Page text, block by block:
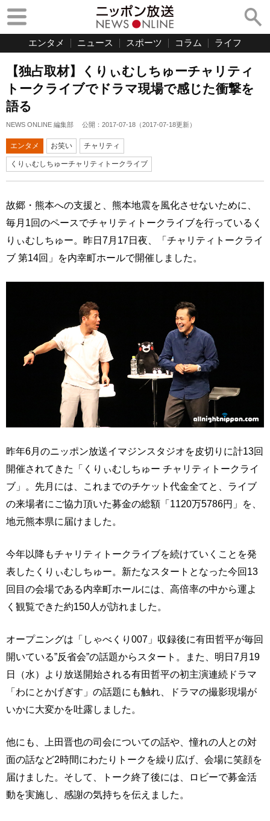
エンタメ ニュース スポーツ コラム ライフ
【独占取材】くりぃむしちゅーチャリティ
トークライブでドラマ現場で感じた衝撃を
語る
NEWS ONLINE 編集部 公開： 2017-07-18 （2017-07-18更新）
エンタメ お笑い チャリティ
くりぃむしちゅーチャリティトークライブ
故郷・熊本への支援と、熊本地震を風化させないために、
毎月1回のペースでチャリティトークライブを行っているく
りぃむしちゅー。昨日7月17日夜、「チャリティトークライ
ブ 第14回」を内幸町ホールで開催しました。
昨年6月のニッポン放送イマジンスタジオを皮切りに計13回
開催されてきた「くりぃむしちゅー チャリティトークライ
ブ」。先月には、これまでのチケット代金全てと、ライブ
の来場者にご協力頂いた募金の総額「1120万5786円」を、
地元熊本県に届けました。
今年以降もチャリティトークライブを続けていくことを発
表したくりぃむしちゅー。新たなスタートとなった今回13
回目の会場である内幸町ホールには、高倍率の中から運よ
く観覧できた約150人が訪れました。
オープニングは「しゃべくり007」収録後に有田哲平が毎回
開いている”反省会”の話題からスタート。また、明日7月19
日（水）より放送開始される有田哲平の初主演連続ドラマ
「わにとかげぎす」の話題にも触れ、ドラマの撮影現場が
いかに大変かを吐露しました。
他にも、上田晋也の司会についての話や、憧れの人との対
面の話など2時間にわたりトークを繰り広げ、会場に笑顔を
届けました。そして、トーク終了後には、ロビーで募金活
動を実施し、感謝の気持ちを伝えました。